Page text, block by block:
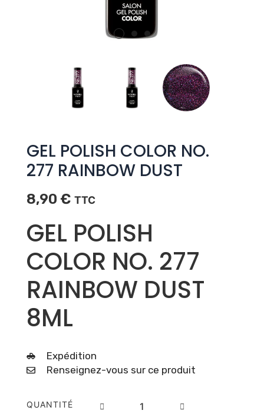
GEL POLISH COLOR NO.
277 RAINBOW DUST
8,90 € TTC
GEL POLISH
COLOR NO. 277
RAINBOW DUST
8ML
Expédition
Renseignez-vous sur ce produit
QUANTITÉ